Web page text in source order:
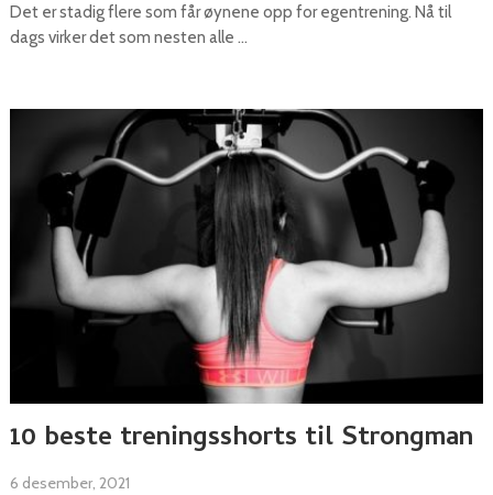
Det er stadig flere som får øynene opp for egentrening. Nå til
dags virker det som nesten alle …
10 beste treningsshorts til Strongman
6 desember, 2021